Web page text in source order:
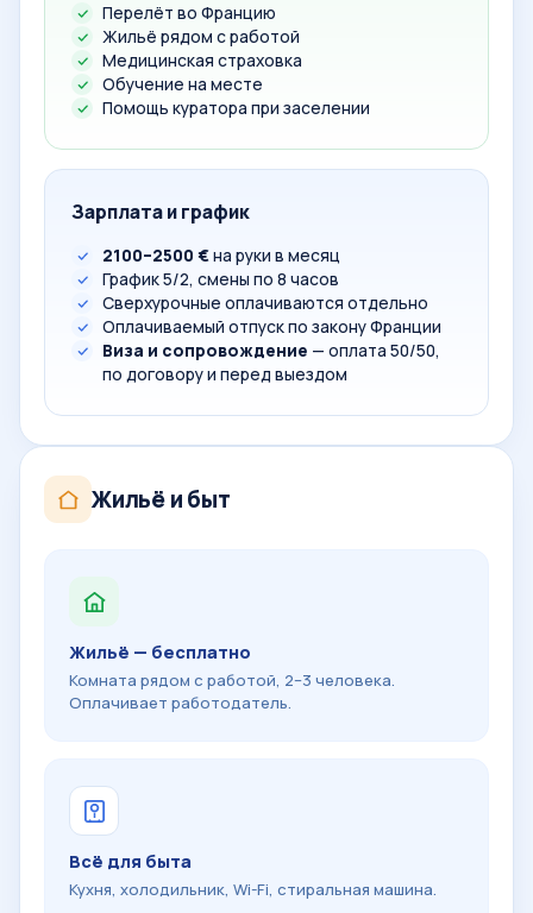
Перелёт во Францию
Жильё рядом с работой
Медицинская страховка
Обучение на месте
Помощь куратора при заселении
Зарплата и график
2100–2500 €на руки в месяц
График 5/2, смены по 8 часов
Сверхурочные оплачиваются отдельно
Оплачиваемый отпуск по закону Франции
Виза и сопровождение — оплата 50/50,
по договору и перед выездом
Жильё и быт
Жильё — бесплатно
Комната рядом с работой, 2–3 человека.
Оплачивает работодатель.
Всё для быта
Кухня, холодильник, Wi-Fi, стиральная машина.